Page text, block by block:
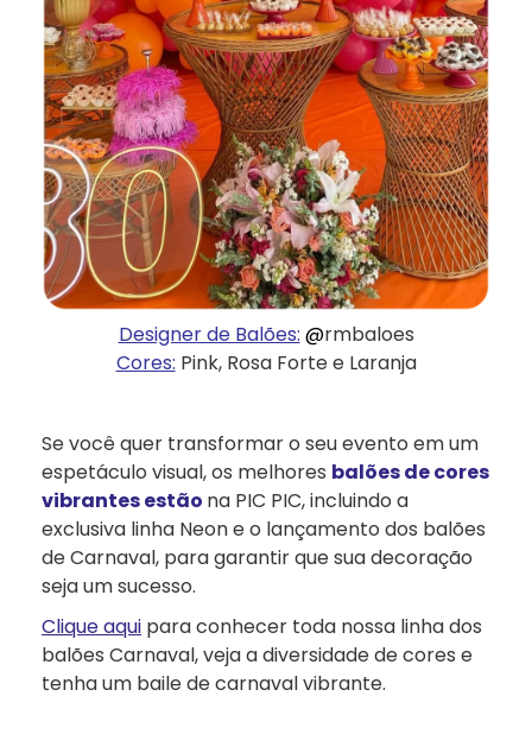
Designer de Balões: @rmbaloes
Cores: Pink, Rosa Forte e Laranja
Se você quer transformar o seu evento em um
espetáculo visual, os melhores balões de cores
vibrantes estão na PIC PIC, incluindo a
exclusiva linha Neon e o lançamento dos balões
de Carnaval, para garantir que sua decoração
seja um sucesso.
Clique aqui para conhecer toda nossa linha dos
balões Carnaval, veja a diversidade de cores e
tenha um baile de carnaval vibrante.